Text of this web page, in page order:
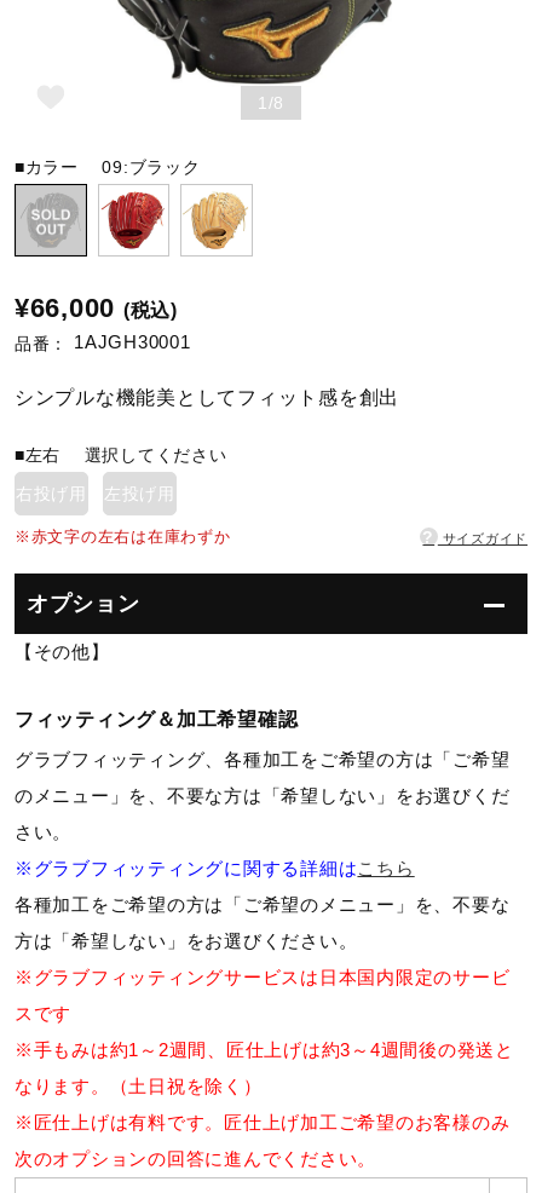
バドミントン
陸上競技
卓球
ソフトボール
ウィンタースポーツ
ワーキング
インナー
寝具／ミズノスリープ
アウトドア／レイン
サポーター
1/8
■カラー09:ブラック
¥66,000 (税込)
品番： 1AJGH30001
シンプルな機能美としてフィット感を創出
■左右 選択してください
右投げ用
左投げ用
※赤文字の左右は在庫わずか ? サイズガイド
オプション
【その他】
フィッティング＆加工希望確認
グラブフィッティング、各種加工をご希望の方は「ご希望
のメニュー」を、不要な方は「希望しない」をお選びくだ
さい。
※グラブフィッティングに関する詳細はこちら
各種加工をご希望の方は「ご希望のメニュー」を、不要な
方は「希望しない」をお選びください。
※グラブフィッティングサービスは日本国内限定のサービ
スです
※手もみは約1～2週間、匠仕上げは約3～4週間後の発送と
なります。（土日祝を除く）
※匠仕上げは有料です。匠仕上げ加工ご希望のお客様のみ
次のオプションの回答に進んでください。